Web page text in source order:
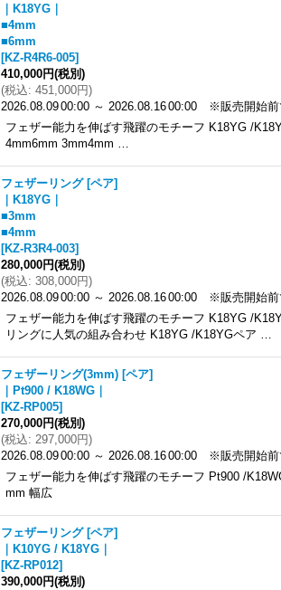
｜K18YG｜
■4mm
■6mm
[KZ-R4R6-005]
410,000円(税別)
(税込: 451,000円)
2026.08.0900:00 ～ 2026.08.1600:00 ※販売開始前
フェザー能力を伸ばす飛躍のモチーフ K18YG /
4mm6mm 3mm4mm …
フェザーリング [ペア]
｜K18YG｜
■3mm
■4mm
[KZ-R3R4-003]
280,000円(税別)
(税込: 308,000円)
2026.08.0900:00 ～ 2026.08.1600:00 ※販売開始前
フェザー能力を伸ばす飛躍のモチーフ K18YG /
リングに人気の組み合わせ K18YG /K18YGペア …
フェザーリング(3mm) [ペア]
｜Pt900 / K18WG｜
[KZ-RP005]
270,000円(税別)
(税込: 297,000円)
2026.08.0900:00 ～ 2026.08.1600:00 ※販売開始前
フェザー能力を伸ばす飛躍のモチーフ Pt900 /
mm 幅広
フェザーリング [ペア]
｜K10YG / K18YG｜
[KZ-RP012]
390,000円(税別)